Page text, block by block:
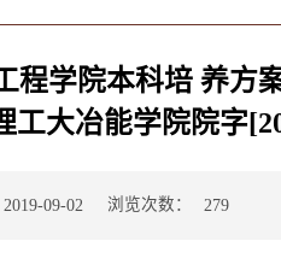
程学院本科培 养方
大冶能学院院字
09-02 浏览次数： 279